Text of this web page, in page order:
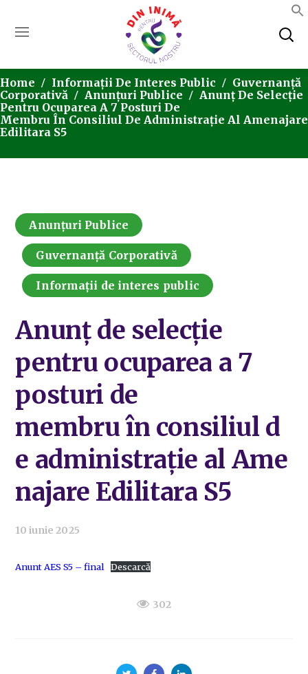
Home Informații De Interes Public
Guvernanță
Corporativă
Anunțuri Publice
Anunţ De Selecție
Pentru Ocuparea A 7 Posturi De
Membru În Consiliul De Administrație Al Amenajare
Edilitara S5
Anunțuri Publice
Guvernanță Corporativă
Informații de interes public
Anunţ de selecție
pentru ocuparea a 7
posturi de
membru în consiliul d
e administrație al Ame
najare Edilitara S5
10 iunie 2025
Anunt AES S5 – final Descarcă
302